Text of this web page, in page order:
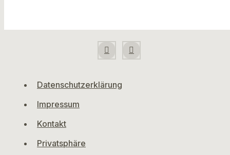
Datenschutzerklärung
Impressum
Kontakt
Privatsphäre